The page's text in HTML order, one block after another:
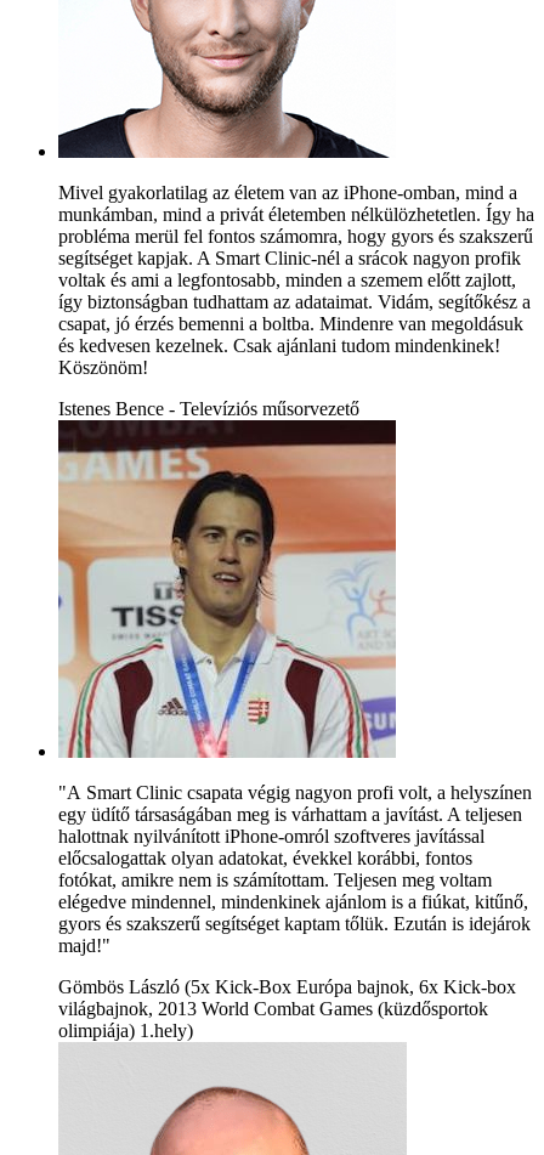
Mivel gyakorlatilag az életem van az iPhone-omban, mind a
munkámban, mind a privát életemben nélkülözhetetlen. Így ha
probléma merül fel fontos számomra, hogy gyors és szakszerű
segítséget kapjak. A Smart Clinic-nél a srácok nagyon profik
voltak és ami a legfontosabb, minden a szemem előtt zajlott,
így biztonságban tudhattam az adataimat. Vidám, segítőkész a
csapat, jó érzés bemenni a boltba. Mindenre van megoldásuk
és kedvesen kezelnek. Csak ajánlani tudom mindenkinek!
Köszönöm!
Istenes Bence - Televíziós műsorvezető
"A Smart Clinic csapata végig nagyon profi volt, a helyszínen
egy üdítő társaságában meg is várhattam a javítást. A teljesen
halottnak nyilvánított iPhone-omról szoftveres javítással
előcsalogattak olyan adatokat, évekkel korábbi, fontos
fotókat, amikre nem is számítottam. Teljesen meg voltam
elégedve mindennel, mindenkinek ajánlom is a fiúkat, kitűnő,
gyors és szakszerű segítséget kaptam tőlük. Ezután is idejárok
majd!"
Gömbös László (5x Kick-Box Európa bajnok, 6x Kick-box
világbajnok, 2013 World Combat Games (küzdősportok
olimpiája) 1.hely)